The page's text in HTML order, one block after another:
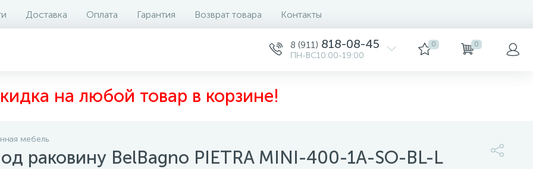
Доставка Оплата Гарантия Возврат товара Контакты
8 (911) 818-08-45
ПН-ВС10:00-19:00
0 0
на любой товар в корзине!
мебель
раковину BelBagno PIETRA MINI-400-1A-SO-BL-L
исполнения Наличие на складе Отзывы